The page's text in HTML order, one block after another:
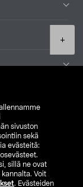
sivuston
sekä
evästeitä:
sillä ne ovat
Voit
. Evästeiden
+